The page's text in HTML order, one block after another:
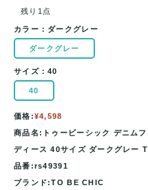
残り1点
カラー： ダークグレー
ダークグレー
サイズ：40
40
価格:¥4,598
商品名:トゥービーシック デニム
ディース 40サイズ ダークグレー
品番:rs49391
ブランド:TO BE CHIC